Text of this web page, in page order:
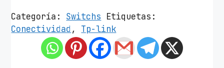
t
c
Categoría: Switchs Etiquetas:
Conectividad , Tp-link